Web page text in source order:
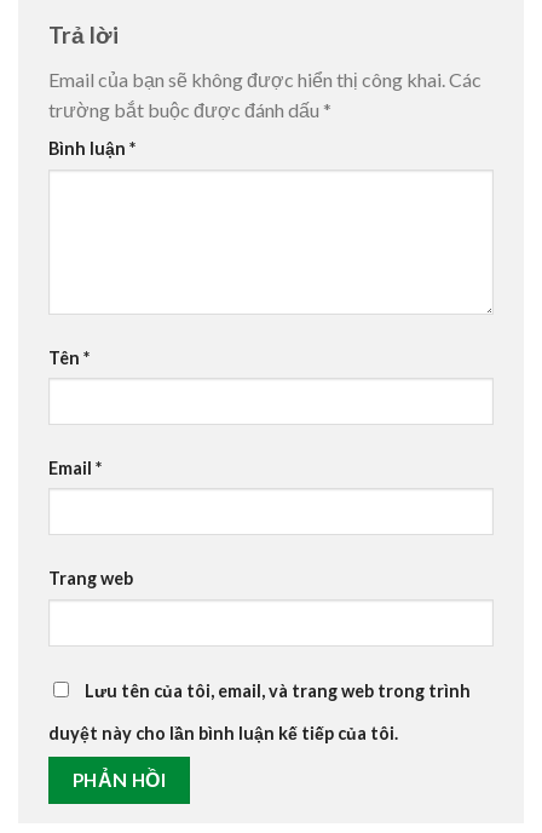
Trả lời
Email của bạn sẽ không được hiển thị công khai.Các
trường bắt buộc được đánh dấu *
Bình luận *
Tên *
Email *
Trang web
Lưu tên của tôi, email, và trang web trong trình
duyệt này cho lần bình luận kế tiếp của tôi.